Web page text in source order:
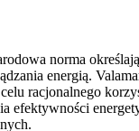
norma
energią.
racjonalnego
efektywności